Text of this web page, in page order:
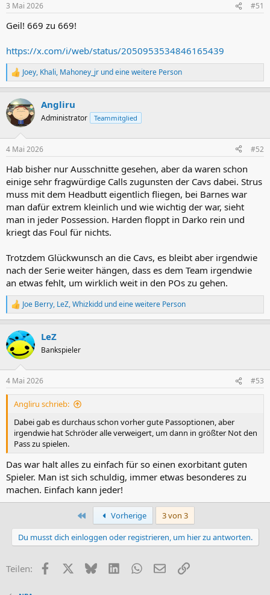
e
:
3 Mai 2026 #51
Geil! 669 zu 669!
https://x.com/i/web/status/2050953534846165439
R
e
k
t
i
e
:
Joey, Khali, Mahoney_jr und eine weitere Person
Angliru
Administrator Teammitglied
4 Mai 2026 #52
Hab bisher nur Ausschnitte gesehen, aber da waren schon
einige sehr fragwürdige Calls zugunsten der Cavs dabei. Strus
muss mit dem Headbutt eigentlich fliegen, bei Barnes war
man dafür extrem kleinlich und wie wichtig der war, sieht
man in jeder Possession. Harden floppt in Darko rein und
kriegt das Foul für nichts.
Trotzdem Glückwunsch an die Cavs, es bleibt aber irgendwie
nach der Serie weiter hängen, dass es dem Team irgendwie
an etwas fehlt, um wirklich weit in den POs zu gehen.
R
e
k
t
i
e
n
Joe Berry, LeZ,Whizkidd und eine weitere Person
LeZ
Bankspieler
4 Mai 2026 #53
Angliru schrieb:
Dabei gab es durchaus schon vorher gute Passoptionen, aber
irgendwie hat Schröder alle verweigert, um dann in größter Not den
Pass zu spielen.
Das war halt alles zu einfach für so einen exorbitant guten
Spieler. Man ist sich schuldig, immer etwas besonderes zu
machen. Einfach kann jeder!
Erste Vorherige
3 von 3
Du musst dich einloggen oder registrieren, um hier zu antworten.
Teilen: FacebookX (Twitter)
BlueskyLinkedInWhatsApp
E-MailLink